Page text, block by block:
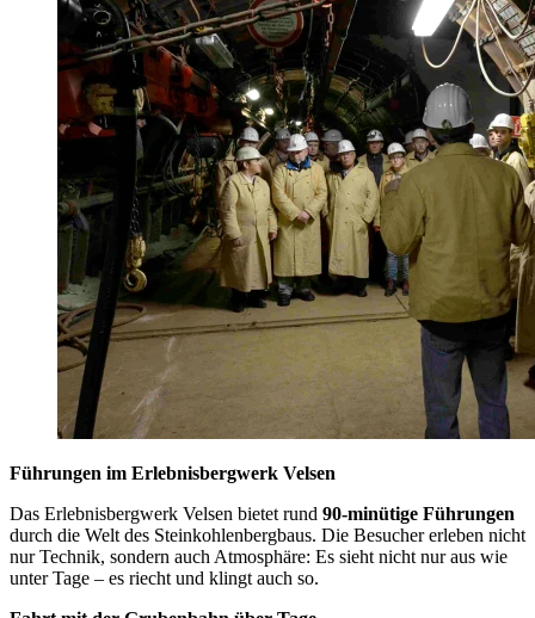
Führungen im Erlebnisbergwerk Velsen
Das Erlebnisbergwerk Velsen bietet rund 90-minütige Führungen
durch die Welt des Steinkohlenbergbaus. Die Besucher erleben nicht
nur Technik, sondern auch Atmosphäre: Es sieht nicht nur aus wie
unter Tage – es riecht und klingt auch so.